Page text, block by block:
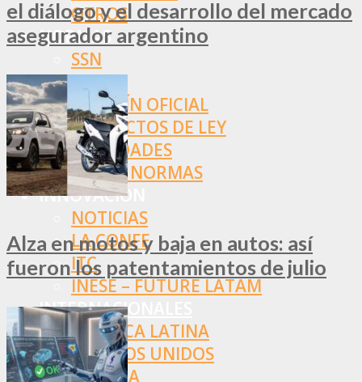
OTROS
NORMAS
SSN
SRT
BOLETÍN OFICIAL
PROYECTOS DE LEY
SOCIEDADES
OTRAS NORMAS
INNOVACIÓN
NOTICIAS
LA CONFE
ITC
INESE – FÜTURE LATAM
INTERNACIONALES
AMÉRICA LATINA
ESTADOS UNIDOS
EUROPA
el diálogo y el desarrollo del mercado
asegurador argentino
Alza en motos y baja en autos: así
fueron los patentamientos de julio